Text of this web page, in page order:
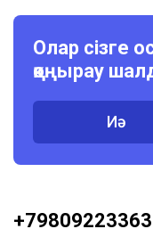
Олар сізге
қоңырау
Иә
+79809223363